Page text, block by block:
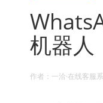
机器人
作者：一洽·在线客